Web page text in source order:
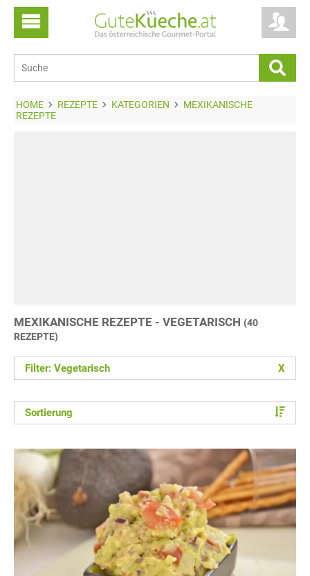
HOME REZEPTE KATEGORIEN
MEXIKANISCHE
REZEPTE
MEXIKANISCHE REZEPTE - VEGETARISCH (40
REZEPTE)
Filter: Vegetarisch X
Sortierung